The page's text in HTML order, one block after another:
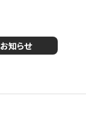
お知らせ